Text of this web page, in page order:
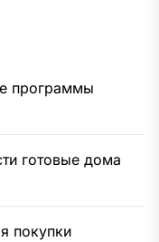
программы
готовые дома
покупки